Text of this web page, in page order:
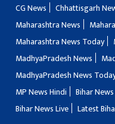
CG News
Chhattisgarh
Maharashtra News
Maharashtra News Today
MadhyaPradesh News
MadhyaPradesh News
MP News Hindi
Bihar
Bihar News Live
Latest